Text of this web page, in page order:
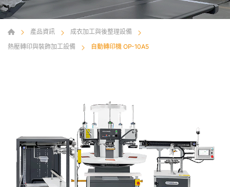
產品資訊
成衣加工與後整理設備
熱壓轉印與裝飾加工設備
自動轉印機 OP-10A5